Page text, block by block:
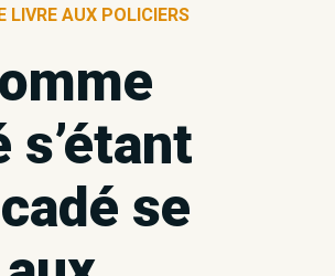
LIVRE AUX POLICIERS
s’étant
se